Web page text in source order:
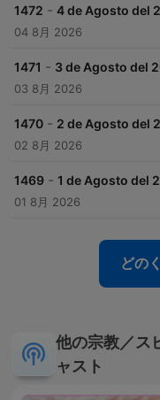
1472 - 4 de Agosto del
04 8月 2026
1471 - 3 de Agosto del
03 8月 2026
1470 - 2 de Agosto del
02 8月 2026
1469 - 1 de Agosto del
01 8月 2026
どの
他の宗教／ス
ャスト